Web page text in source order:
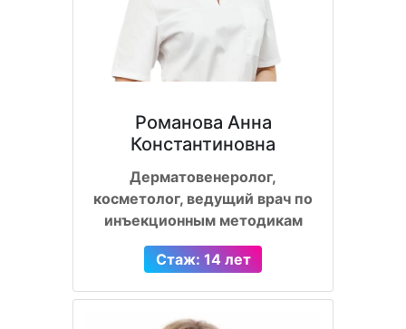
Романова Анна
Константиновна
Дерматовенеролог,
косметолог, ведущий врач по
инъекционным методикам
Стаж: 14 лет